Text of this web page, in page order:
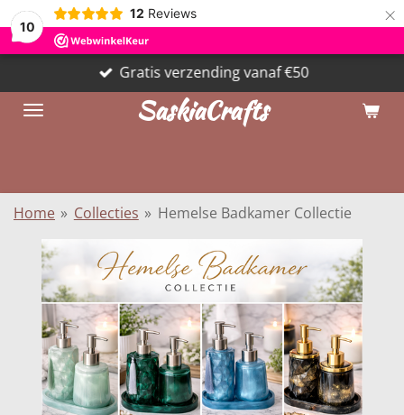
10
12 Reviews ×
SaskiaCrafts
Gratis verzending vanaf €50
Home » Collecties » Hemelse Badkamer Collectie